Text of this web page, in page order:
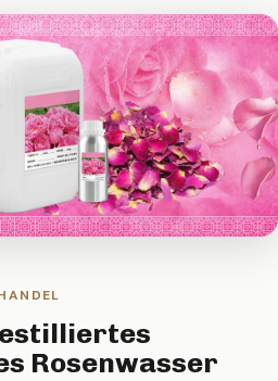
Rosenwasser